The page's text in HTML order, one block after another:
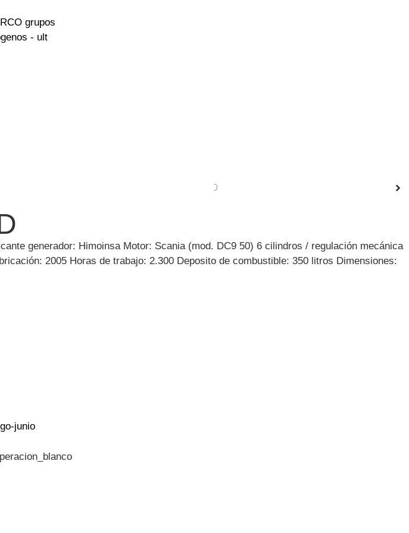
generador: Himoinsa Motor: Scania (mod. DC9 50) 6 cilindros / regulación mecánica
2005 Horas de trabajo: 2.300 Deposito de combustible: 350 litros Dimensiones: